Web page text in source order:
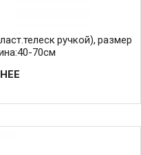
ручкой), размер
70см